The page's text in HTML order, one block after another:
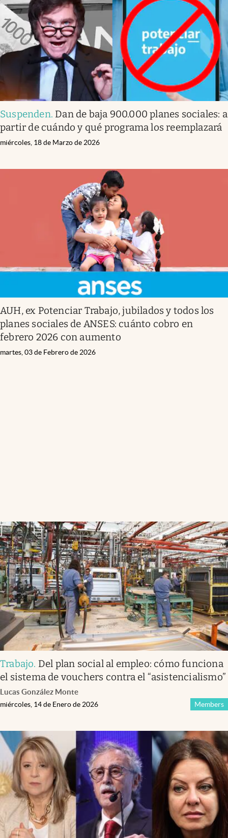
Suspenden. Dan de baja 900.000 planes sociales: a
partir de cuándo y qué programa los reemplazará
miércoles, 18 de Marzo de 2026
AUH, ex Potenciar Trabajo, jubilados y todos los
planes sociales de ANSES: cuánto cobro en
febrero 2026 con aumento
martes, 03 de Febrero de 2026
Trabajo. Del plan social al empleo: cómo funciona
el sistema de vouchers contra el “asistencialismo”
Lucas González Monte
Members
miércoles, 14 de Enero de 2026